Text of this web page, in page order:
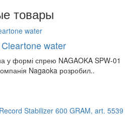
товары
water
у формі спрею NAGAOKA SPW-01
Nagaoka розробил..